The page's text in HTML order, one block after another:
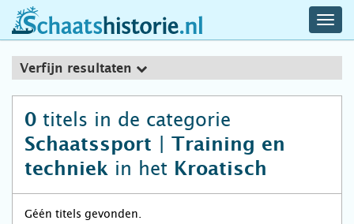
schaatshistorie.nl
Verfijn resultaten
0 titels in de categorie
Schaatssport | Training en
techniek in het Kroatisch
Géén titels gevonden.